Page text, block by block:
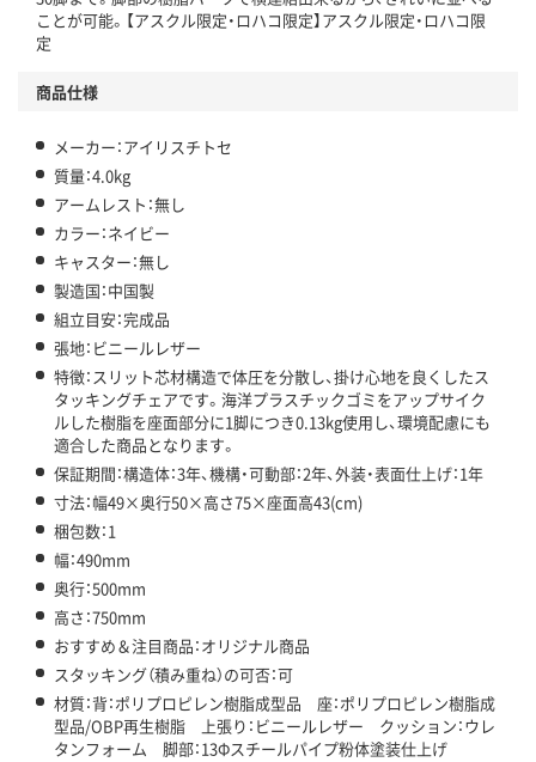
ことが可能。【アスクル限定・ロハコ限定】アスクル限定・ロハコ限
定
商品仕様
メーカー：アイリスチトセ
質量：4.0kg
アームレスト：無し
カラー：ネイビー
キャスター：無し
製造国：中国製
組立目安：完成品
張地：ビニールレザー
特徴：スリット芯材構造で体圧を分散し、掛け心地を良くしたス
タッキングチェアです。海洋プラスチックゴミをアップサイク
ルした樹脂を座面部分に1脚につき0.13kg使用し、環境配慮にも
適合した商品となります。
保証期間：構造体：3年、機構・可動部：2年、外装・表面仕上げ：1年
寸法：幅49×奥行50×高さ75×座面高43(cm)
梱包数：1
幅：490mm
奥行：500mm
高さ：750mm
おすすめ＆注目商品：オリジナル商品
スタッキング（積み重ね）の可否：可
材質：背：ポリプロピレン樹脂成型品 座：ポリプロピレン樹脂成
型品/OBP再生樹脂 上張り：ビニールレザー クッション：ウレ
タンフォーム 脚部：13Φスチールパイプ粉体塗装仕上げ